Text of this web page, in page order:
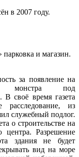
в 2007 году.
парковка и магазин.
за появление на
под
своё время газета
расследование, из
служебный подлог.
о строительстве на
центра. Разрешение
здания не будет
вид на море